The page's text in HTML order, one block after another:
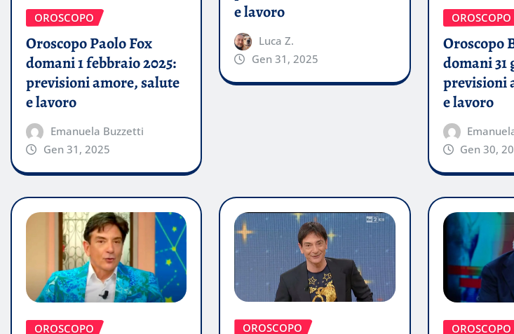
OROSCOPO
Oroscopo Paolo Fox
domani 1 febbraio 2025:
previsioni amore, salute
e lavoro
Emanuela Buzzetti
Gen 31, 2025
e lavoro
Luca Z.
Gen 31, 2025
OROSCOPO
Oroscopo
domani 31
previsioni
e lavoro
Gen 30,
OROSCOPO OROSCOPO OROSCOPO